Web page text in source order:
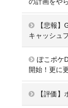
【悲報
キャッシュ
ぽこポケ
開始！更に
【評価